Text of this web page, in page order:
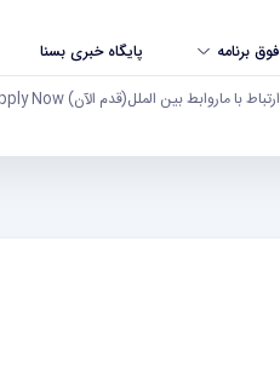
فوق برنامه پایگاه خبری بسنا
ارتباط با ماروابط بین الملل(قدم الآن) Apply Now